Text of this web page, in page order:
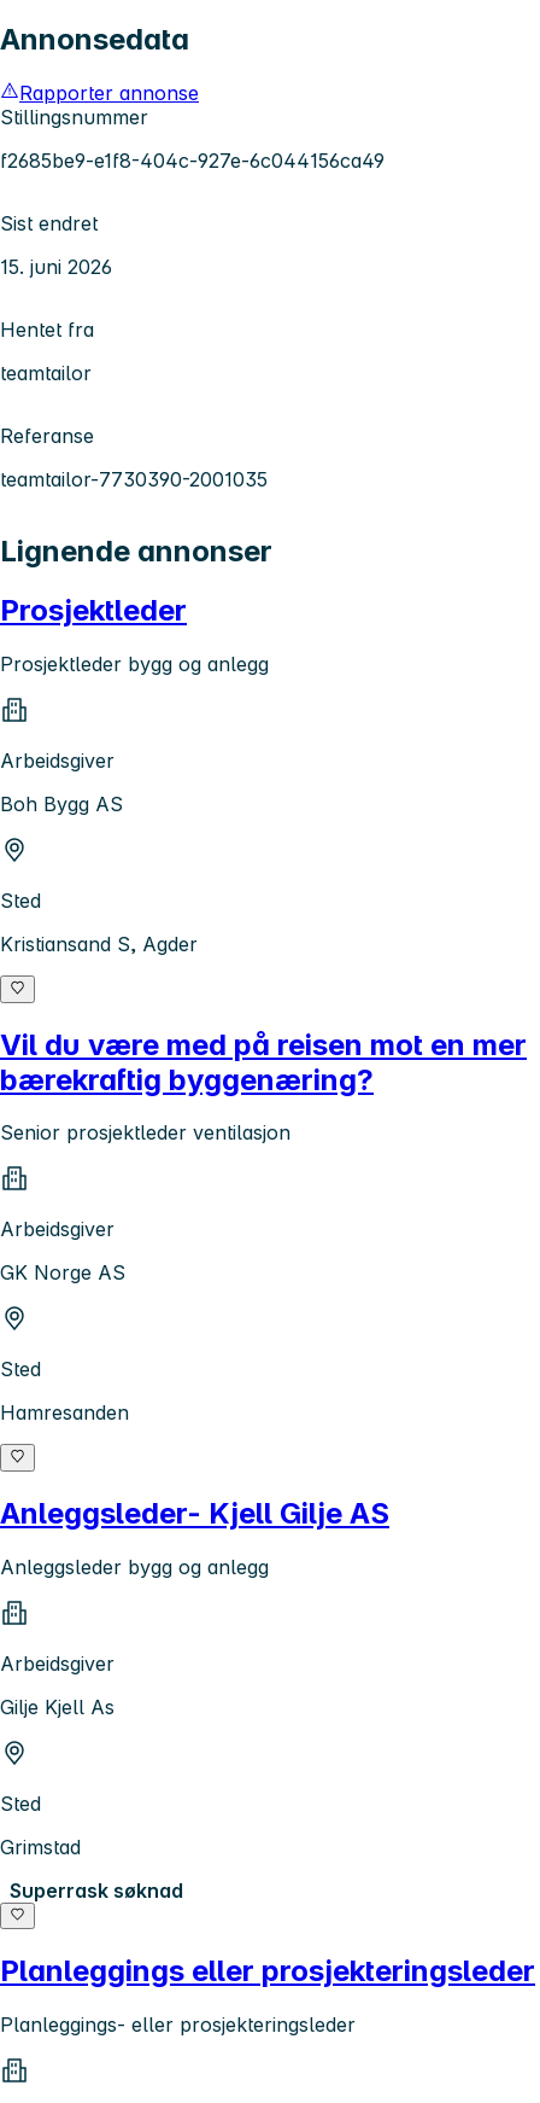
Annonsedata
Rapporter annonse
Stillingsnummer
f2685be9-e1f8-404c-927e-6c044156ca49
Sist endret
15. juni 2026
Hentet fra
teamtailor
Referanse
teamtailor-7730390-2001035
Lignende annonser
Prosjektleder
Prosjektleder bygg og anlegg
Arbeidsgiver
Boh Bygg AS
Sted
Kristiansand S, Agder
Vil du være med på reisen mot en mer
bærekraftig byggenæring?
Senior prosjektleder ventilasjon
Arbeidsgiver
GK Norge AS
Sted
Hamresanden
Anleggsleder- Kjell Gilje AS
Anleggsleder bygg og anlegg
Arbeidsgiver
Gilje Kjell As
Sted
Grimstad
Superrask søknad
Planleggings eller prosjekteringsleder
Planleggings- eller prosjekteringsleder